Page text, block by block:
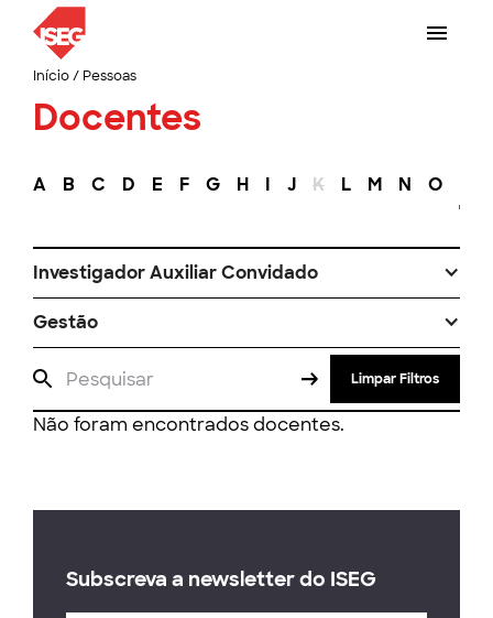
Início/ Pessoas
Docentes
A B C D E F G H I J K L M N O
Investigador Auxiliar Convidado
Gestão
Limpar Filtros
Não foram encontrados docentes.
Subscreva a newsletter do ISEG